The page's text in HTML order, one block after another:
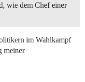
wie dem Chef einer
im Wahlkampf
meiner